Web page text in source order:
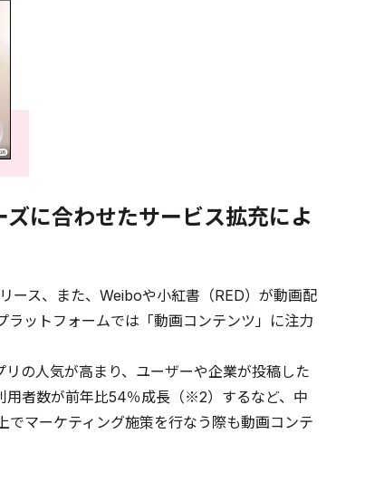
に合わせたサービス拡充によ
ス、また、Weiboや小紅書（RED）が動画配
ットフォームでは「動画コンテンツ」に注力
の人気が高まり、ユーザーや企業が投稿した
用者数が前年比54％成長（※2）するなど、中
マーケティング施策を行なう際も動画コンテ